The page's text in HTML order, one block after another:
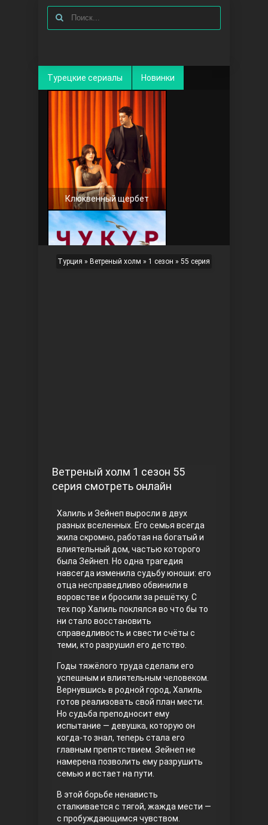
Турецкие сериалы Новинки
Клюквенный щербет
Правосyдие
Любовь напрокат
Воскресший Эртугрул
Турция » Ветреный холм » 1 сезон » 55 серия
Ветреный холм 1 сезон 55
серия смотреть онлайн
Халиль и Зейнеп выросли в двух
разных вселенных. Его семья всегда
жила скромно, работая на богатый и
влиятельный дом, частью которого
была Зейнеп. Но одна трагедия
навсегда изменила судьбу юноши: его
отца несправедливо обвинили в
воровстве и бросили за решётку. С
тех пор Халиль поклялся во что бы то
ни стало восстановить
справедливость и свести счёты с
теми, кто разрушил его детство.
Годы тяжёлого труда сделали его
успешным и влиятельным человеком.
Вернувшись в родной город, Халиль
готов реализовать свой план мести.
Но судьба преподносит ему
испытание — девушка, которую он
когда-то знал, теперь стала его
главным препятствием. Зейнеп не
намерена позволить ему разрушить
семью и встает на пути.
В этой борьбе ненависть
сталкивается с тягой, жажда мести —
с пробуждающимся чувством.